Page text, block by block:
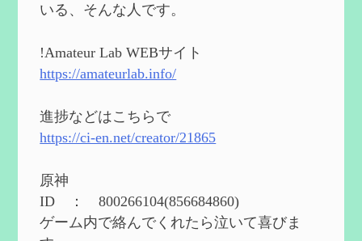
2024/05/12
能と3凸までを更新
2024/05/11
eを3BBB化してみた
2024/04/26
2024/04/03
第４８回 ヌヴィレットの性能と凸比較
更新
いる、そんな人です。
!Amateur Lab WEBサイト
https://amateurlab.info/
進捗などはこちらで
https://ci-en.net/creator/21865
原神
ID ： 800266104(856684860)
ゲーム内で絡んでくれたら泣いて喜びま